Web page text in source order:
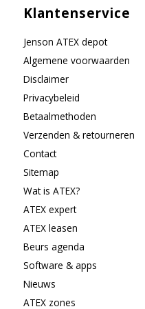
Klantenservice
Jenson ATEX depot
Algemene voorwaarden
Disclaimer
Privacybeleid
Betaalmethoden
Verzenden & retourneren
Contact
Sitemap
Wat is ATEX?
ATEX expert
ATEX leasen
Beurs agenda
Software & apps
Nieuws
ATEX zones